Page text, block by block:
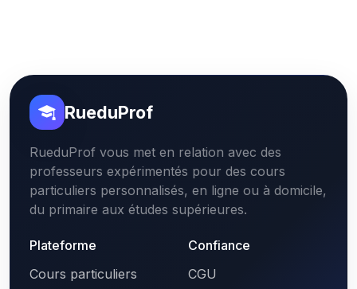
RueduProf
RueduProf vous met en relation avec des
professeurs expérimentés pour des cours
particuliers personnalisés, en ligne ou à domicile,
du primaire aux études supérieures.
Plateforme
Cours particuliers
Confiance
CGU